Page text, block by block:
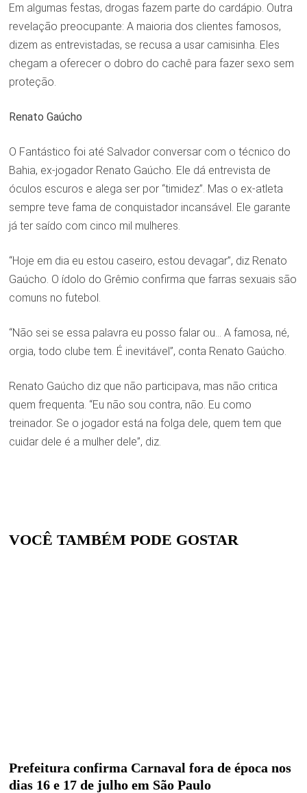
Em algumas festas, drogas fazem parte do cardápio. Outra
revelação preocupante: A maioria dos clientes famosos,
dizem as entrevistadas, se recusa a usar camisinha. Eles
chegam a oferecer o dobro do cachê para fazer sexo sem
proteção.
Renato Gaúcho
O Fantástico foi até Salvador conversar com o técnico do
Bahia, ex-jogador Renato Gaúcho. Ele dá entrevista de
óculos escuros e alega ser por “timidez”. Mas o ex-atleta
sempre teve fama de conquistador incansável. Ele garante
já ter saído com cinco mil mulheres.
“Hoje em dia eu estou caseiro, estou devagar”, diz Renato
Gaúcho. O ídolo do Grêmio confirma que farras sexuais são
comuns no futebol.
“Não sei se essa palavra eu posso falar ou… A famosa, né,
orgia, todo clube tem. É inevitável”, conta Renato Gaúcho.
Renato Gaúcho diz que não participava, mas não critica
quem frequenta. “Eu não sou contra, não. Eu como
treinador. Se o jogador está na folga dele, quem tem que
cuidar dele é a mulher dele”, diz.
VOCÊ TAMBÉM PODE GOSTAR
Prefeitura confirma Carnaval fora de época nos
dias 16 e 17 de julho em São Paulo